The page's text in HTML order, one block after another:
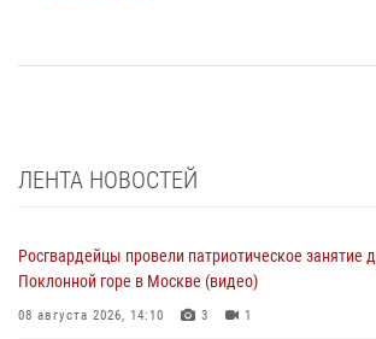
ЛЕНТА НОВОСТЕЙ
Росгвардейцы провели патриотическое занятие
Поклонной горе в Москве (видео)
08 августа 2026, 14:10 3 1